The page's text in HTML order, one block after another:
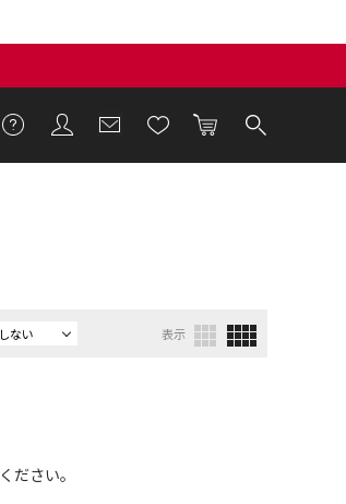
ない 表示
ださい。